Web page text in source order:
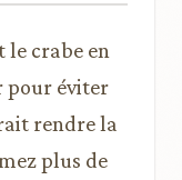
le crabe en
pour éviter
rendre la
plus de